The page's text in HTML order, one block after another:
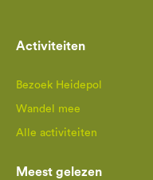
Activiteiten
Bezoek Heidepol
Wandel mee
Alle activiteiten
Meest gelezen